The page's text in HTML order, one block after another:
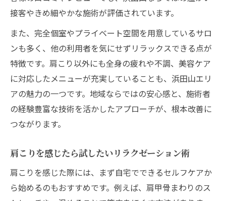
接客やきめ細やかな施術が評価されています。
また、完全個室やプライベート空間を用意しているサロ
ンも多く、他の利用者を気にせずリラックスできる点が
特徴です。肩こり以外にも全身の疲れや不調、美容ケア
に対応したメニューが充実していることも、浜田山エリ
アの魅力の一つです。地域ならではの安心感と、施術者
の経験豊富な技術を活かしたアプローチが、根本改善に
つながります。
肩こりを感じたら試したいリラクゼーション術
肩こりを感じた際には、まず自宅でできるセルフケアか
ら始めるのもおすすめです。例えば、肩甲骨まわりのス